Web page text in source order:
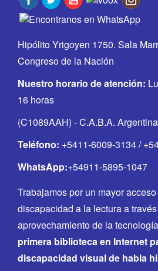
Hipólito Yrigoyen 1750. Sala
Congreso de la Nación
Nuestro horario de atención:
16 horas
(C1089AAH) - C.A.B.A. Argentina
Teléfono: +5411-6009-3134 /
WhatsApp:+54911-5895-1047
Trabajamos por un mayor
discapacidad a la lectura a
aprovechamiento de la
primera biblioteca en Internet
discapacidad visual de habla